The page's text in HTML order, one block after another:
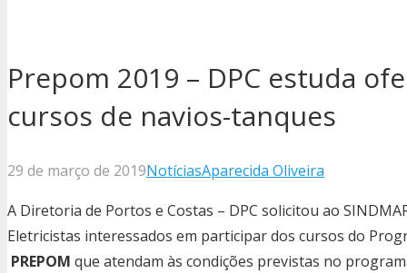
Prepom 2019 – DPC estuda
cursos de navios-tanques
29 de março de 2019NotíciasAparecida Oliveira
A Diretoria de Portos e Costas – DPC solicitou ao
Eletricistas interessados em participar dos cursos do
PREPOM que atendam às condições previstas no